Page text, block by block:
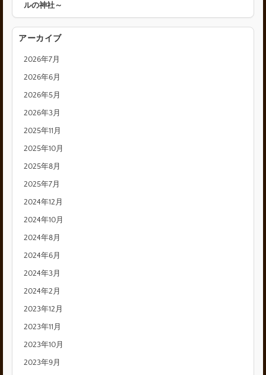
ルの神社～
アーカイブ
2026年7月
2026年6月
2026年5月
2026年3月
2025年11月
2025年10月
2025年8月
2025年7月
2024年12月
2024年10月
2024年8月
2024年6月
2024年3月
2024年2月
2023年12月
2023年11月
2023年10月
2023年9月